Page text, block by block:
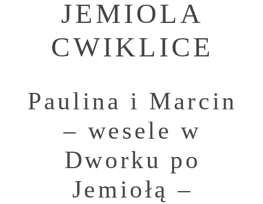
JEMIOLA
CWIKLICE
Paulina i Marcin
– wesele w
Dworku po
Jemiołą –